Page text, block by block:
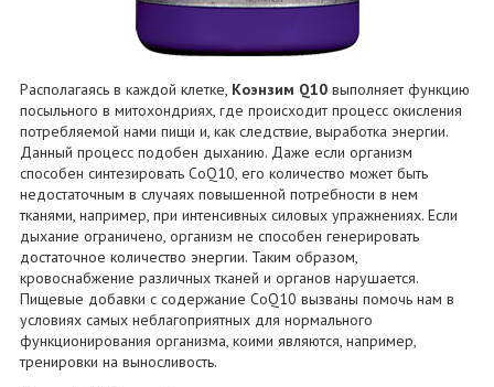
Располагаясь в каждой клетке, Коэнзим Q10 выполняет функцию
посыльного в митохондриях, где происходит процесс окисления
потребляемой нами пищи и, как следствие, выработка энергии.
Данный процесс подобен дыханию. Даже если организм
способен синтезировать CoQ10, его количество может быть
недостаточным в случаях повышенной потребности в нем
тканями, например, при интенсивных силовых упражнениях. Если
дыхание ограничено, организм не способен генерировать
достаточное количество энергии. Таким образом,
кровоснабжение различных тканей и органов нарушается.
Пищевые добавки с содержание CoQ10 вызваны помочь нам в
условиях самых неблагоприятных для нормального
функционирования организма, коими являются, например,
тренировки на выносливость.